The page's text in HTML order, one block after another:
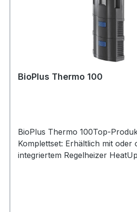
BioPlus Thermo 100
BioPlus Thermo 100Top-
Komplettset: Erhältlich mit oder
integriertem Regelheizer